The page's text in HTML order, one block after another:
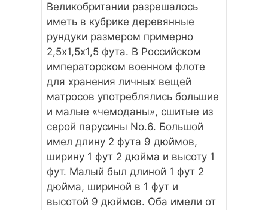
Великобритании разрешалось
иметь в кубрике деревянные
рундуки размером примерно
2,5х1,5х1,5 фута. В Российском
императорском военном флоте
для хранения личных вещей
матросов употреблялись большие
и малые «чемоданы», сшитые из
серой парусины No.6. Большой
имел длину 2 фута 9 дюймов,
ширину 1 фут 2 дюйма и высоту 1
фут. Малый был длиной 1 фут 2
дюйма, шириной в 1 фут и
высотой 9 дюймов. Оба имели от